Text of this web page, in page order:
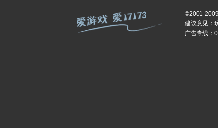
©2001-2009
建议意见：
广告专线：